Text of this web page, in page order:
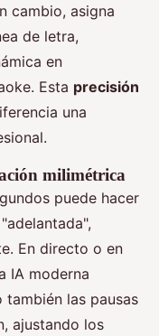
cambio, asigna
de letra,
en
Esta precisión
una
milimétrica
puede hacer
En directo o en
IA moderna
las pausas
ajustando los